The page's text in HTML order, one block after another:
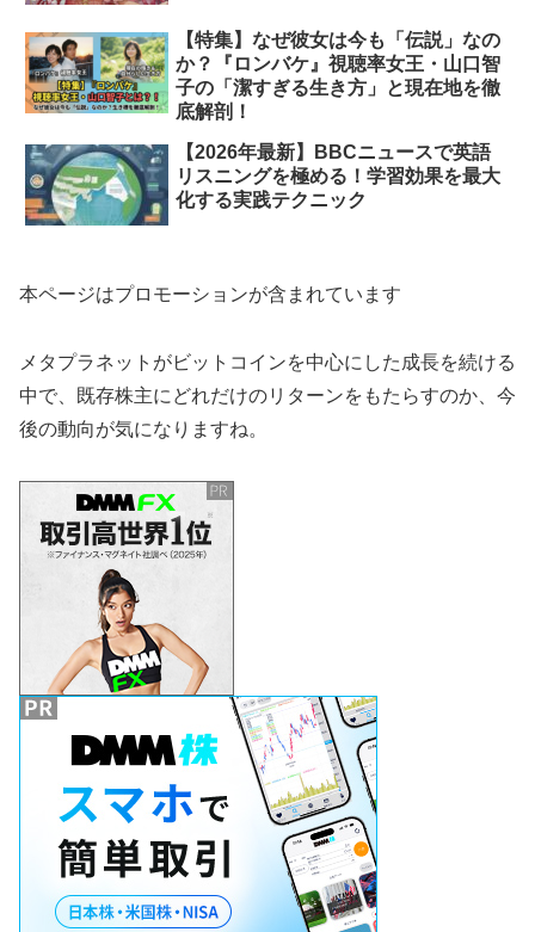
【特集】なぜ彼女は今も「伝説」なの
か？『ロンバケ』視聴率女王・山口智
子の「潔すぎる生き方」と現在地を徹
底解剖！
【2026年最新】BBCニュースで英語
リスニングを極める！学習効果を最大
化する実践テクニック
本ページはプロモーションが含まれています
メタプラネットがビットコインを中心にした成長を続ける
中で、既存株主にどれだけのリターンをもたらすのか、今
後の動向が気になりますね。